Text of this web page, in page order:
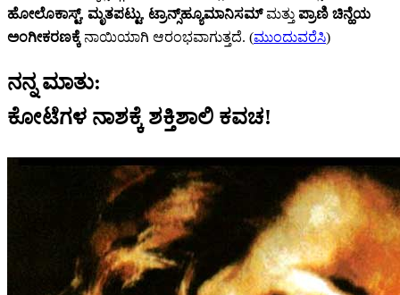
ಹೋಲೊಕಾಸ್ಟ್‌, ಮೃತಪಟ್ಟು, ಟ್ರಾನ್ಸ್‌‌ಹ್ಯೂಮಾನಿಸಮ್‌ಮತ್ತು ಪ್ರಾಣಿ ಚಿನ್ಹೆಯ
ಅಂಗೀಕರಣಕ್ಕೆ ನಾಯಿಯಾಗಿ ಆರಂಭವಾಗುತ್ತದೆ. (ಮುಂದುವರೆಸಿ)
ನನ್ನ ಮಾತು:
ಕೋಟೆಗಳ ನಾಶಕ್ಕೆ ಶಕ್ತಿಶಾಲಿ ಕವಚ!